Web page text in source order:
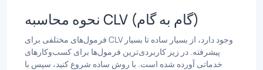
نحوه محاسبه CLV (گام به گام)
فرمول‌های مختلفی برای CLV وجود دارد، از بسیار ساده تا بسیار
پیشرفته. در زیر کاربردی‌ترین فرمول‌ها برای کسب‌وکارهای
خدماتی آورده شده است. با روش ساده شروع کنید، سپس با